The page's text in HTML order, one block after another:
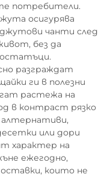
потребители.
осигурява
чанти след
без да
разграждат
ги в полезни
растежа на
в контраст рязко
или дори
характер на
ежегодно,
които не